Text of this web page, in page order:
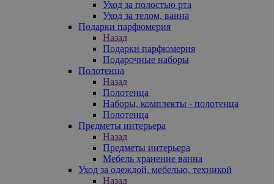
Уход за полостью рта
Уход за телом, ванна
Подарки парфюмерия
Назад
Подарки парфюмерия
Подарочные наборы
Полотенца
Назад
Полотенца
Наборы, комплекты - полотенца
Полотенца
Предметы интерьера
Назад
Предметы интерьера
Мебель хранение ванна
Уход за одеждой, мебелью, техникой
Назад